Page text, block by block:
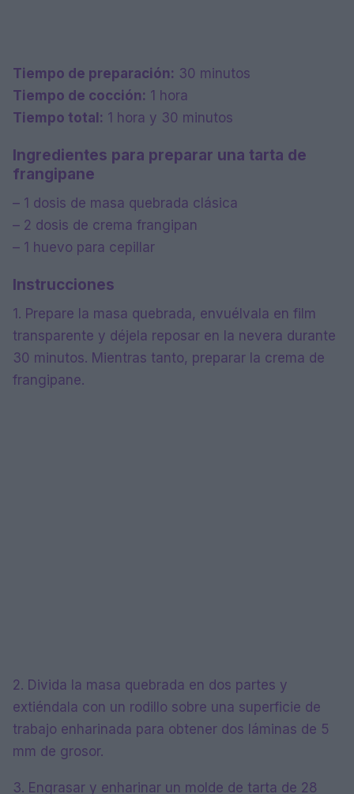
Tiempo de preparación: 30 minutos
Tiempo de cocción: 1 hora
Tiempo total: 1 hora y 30 minutos
Ingredientes para preparar una tarta de
frangipane
– 1 dosis de masa quebrada clásica
– 2 dosis de crema frangipan
– 1 huevo para cepillar
Instrucciones
1. Prepare la masa quebrada, envuélvala en film
transparente y déjela reposar en la nevera durante
30 minutos. Mientras tanto, preparar la crema de
frangipane.
2. Divida la masa quebrada en dos partes y
extiéndala con un rodillo sobre una superficie de
trabajo enharinada para obtener dos láminas de 5
mm de grosor.
3. Engrasar y enharinar un molde de tarta de 28